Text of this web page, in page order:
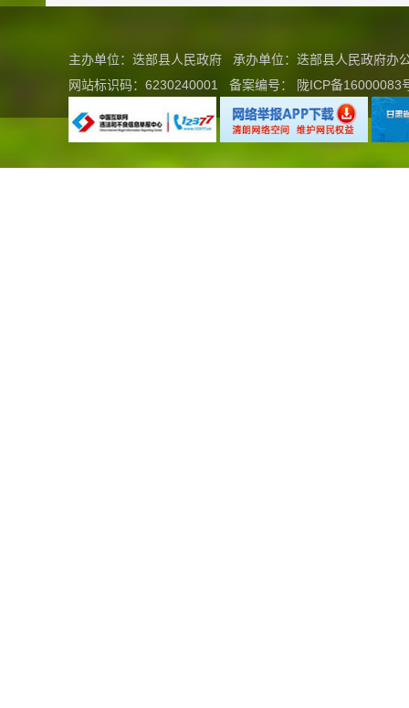
主办单位：迭部县人民政府 承办单位：迭部县人民政府
网站标识码：6230240001
备案编号： 陇ICP备16000083